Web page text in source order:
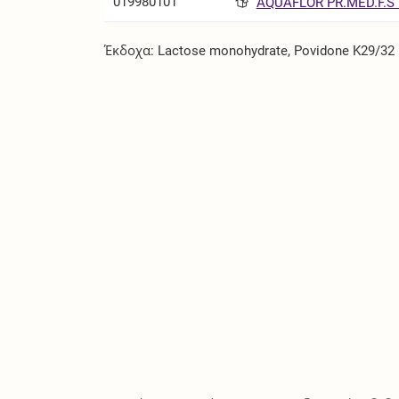
Έκδοχα: Lactose monohydrate, Povidone K29/32